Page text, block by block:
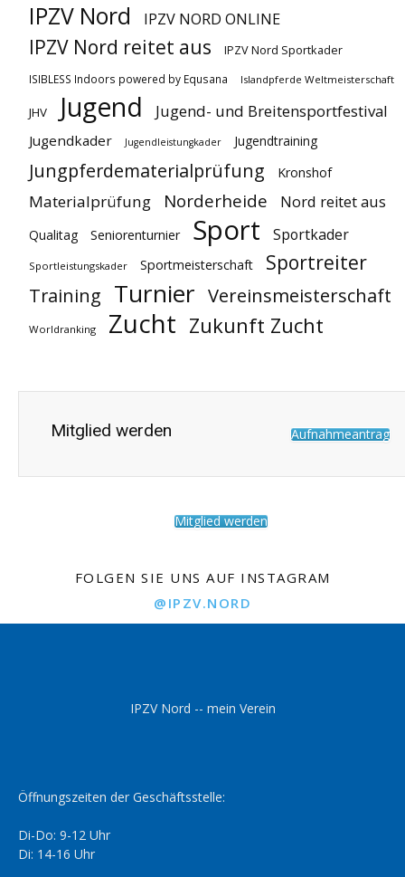
IPZV Nord IPZV NORD ONLINE
IPZV Nord reitet aus IPZV Nord Sportkader
ISIBLESS Indoors powered by Equsana Islandpferde Weltmeisterschaft
JHV Jugend Jugend- und Breitensportfestival
Jugendkader Jugendleistungkader Jugendtraining
Jungpferdematerialprüfung Kronshof
Materialprüfung Norderheide Nord reitet aus
Qualitag Seniorenturnier Sport Sportkader
Sportleistungskader Sportmeisterschaft Sportreiter
Training Turnier Vereinsmeisterschaft
Worldranking Zucht Zukunft Zucht
Mitglied werden Aufnahmeantrag
Mitglied werden
FOLGEN SIE UNS AUF INSTAGRAM
@IPZV.NORD
IPZV Nord -- mein Verein
Öffnungszeiten der Geschäftsstelle:
Di-Do: 9-12 Uhr
Di: 14-16 Uhr